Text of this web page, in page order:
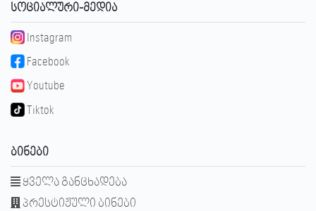
ᲡᲝᲪᲘᲐᲚᲣᲠᲘ-ᲛᲔᲓᲘᲐ
Instagram
Facebook
Youtube
Tiktok
ᲑᲘᲜᲔᲑᲘ
ყველა განცხადება
პრესტიჟული ბინები